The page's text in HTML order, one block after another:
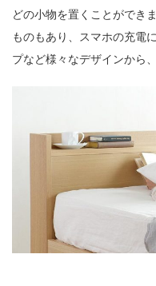
どの小物を置くことができ
ものもあり、スマホの充電
プなど様々なデザインから